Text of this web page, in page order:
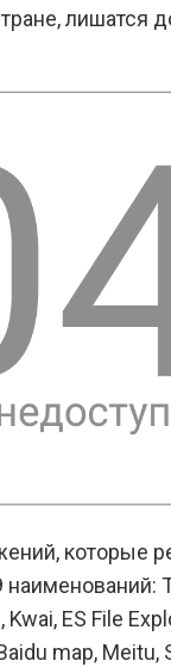
лишатся
которые
наименований:
ES File
map, Meitu,